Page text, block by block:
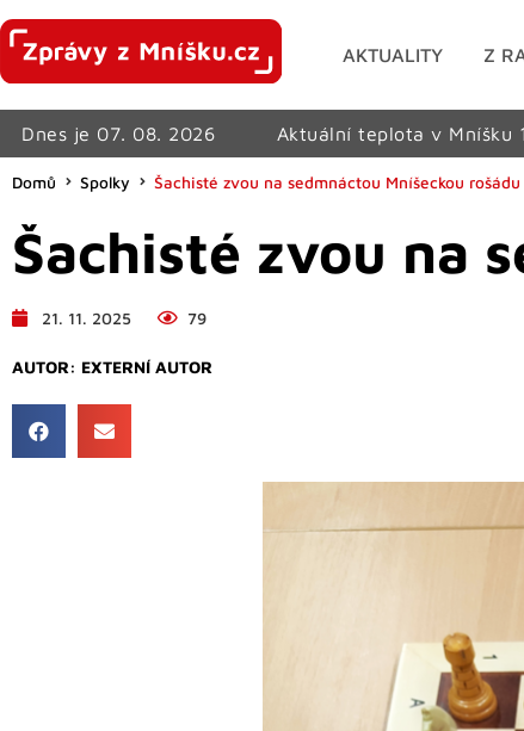
AKTUALITY Z
Dnes je 07. 08. 2026 Aktuální teplota v Mníšku
Domů Spolky Šachisté zvou na sedmnáctou Mníšeckou rošádu
Šachisté zvou na
21. 11. 2025 79
AUTOR: EXTERNÍ AUTOR